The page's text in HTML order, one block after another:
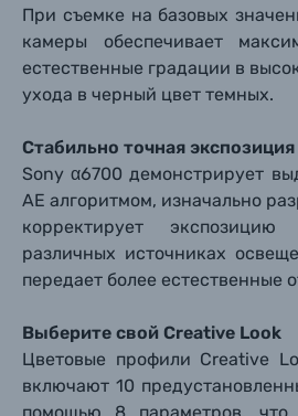
Каталог товаров
Цифровые
При съемке на базовых
камеры обеспечивает
естественные градации в
ухода в черный цвет темных.
Стабильно точная
Sony α6700 демонстрирует
AE алгоритмом, изначально
корректирует
различных источниках
передает более естественные
Выберите свой Creative Look
Цветовые профили Creative
включают 10